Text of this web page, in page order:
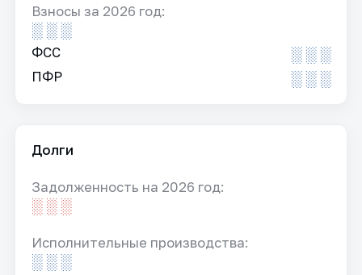
Взносы за 2026 год:
░ ░ ░
ФСС ░ ░ ░
ПФР ░ ░ ░
Долги
Задолженность на 2026 год:
░ ░ ░
Исполнительные производства:
░ ░ ░